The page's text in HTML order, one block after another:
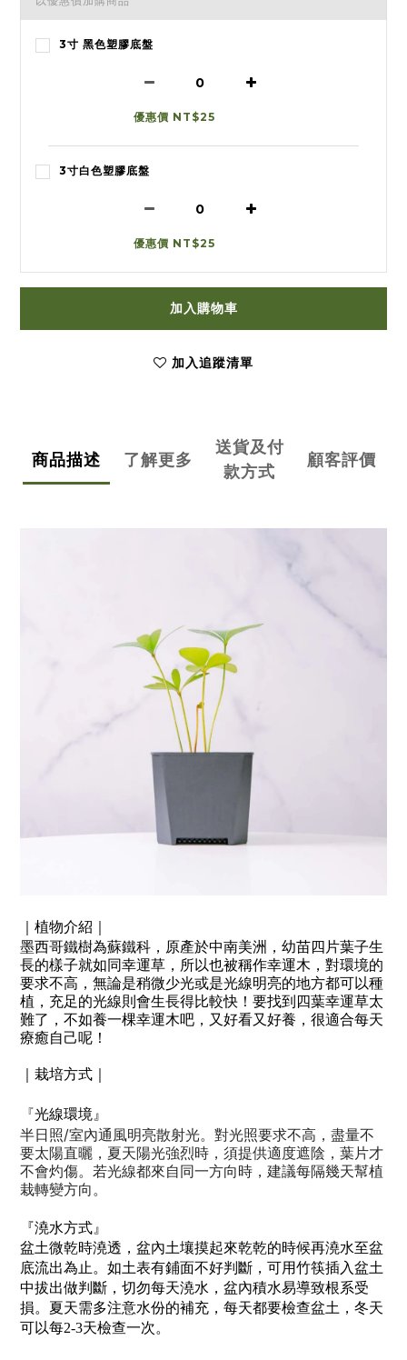
3寸 黑色塑膠底盤
優惠價 NT$25
3寸白色塑膠底盤
優惠價 NT$25
加入購物車
加入追蹤清單
商品描述 了解更多
送貨及付
款方式
顧客評價
｜植物介紹｜
墨西哥鐵樹為蘇鐵科，原產於中南美洲，幼苗四片葉子生
長的樣子就如同幸運草，所以也被稱作幸運木，對環境的
要求不高，無論是稍微少光或是光線明亮的地方都可以種
植，充足的光線則會生長得比較快！要找到四葉幸運草太
難了，不如養一棵幸運木吧，又好看又好養，很適合每天
療癒自己呢！
｜栽培方式｜
『光線環境』
半日照/室內通風明亮散射光。對光照要求不高，盡量不
要太陽直曬，夏天陽光強烈時，須提供適度遮陰，葉片才
不會灼傷。若光線都來自同一方向時，建議每隔幾天幫植
栽轉變方向。
『澆水方式』
盆土微乾時澆透，盆內土壤摸起來乾乾的時候再澆水至盆
底流出為止。如土表有鋪面不好判斷，可用竹筷插入盆土
中拔出做判斷，切勿每天澆水，盆內積水易導致根系受
損。夏天需多注意水份的補充，每天都要檢查盆土，冬天
可以每2-3天檢查一次。